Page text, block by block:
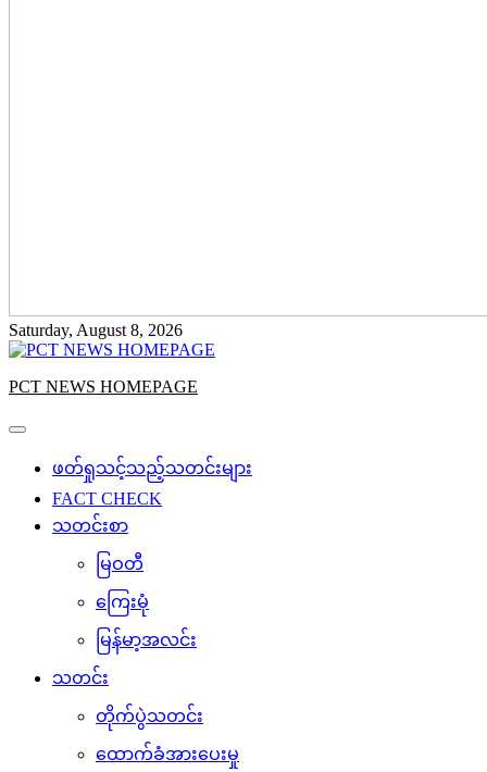
Saturday, August 8, 2026
PCT NEWS HOMEPAGE
ဖတ်ရှုသင့်သည့်သတင်းများ
FACT CHECK
သတင်းစာ
မြဝတီ
ကြေးမုံ
မြန်မာ့အလင်း
သတင်း
တိုက်ပွဲသတင်း
ထောက်ခံအားပေးမှု